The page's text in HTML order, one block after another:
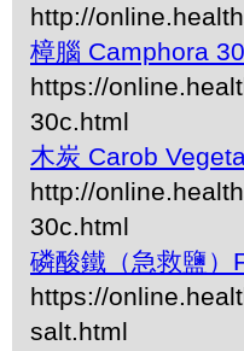
http://
樟腦 Camphora
https://
30c.html
木炭 Carob
http://
30c.html
磷酸鐵（急救鹽）
https://
salt.html